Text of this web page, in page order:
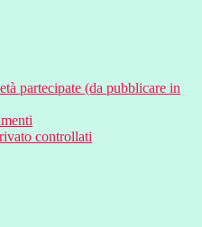
partecipate (da pubblicare in
controllati